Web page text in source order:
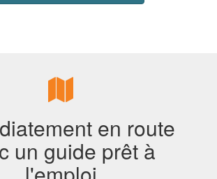
en route
un guide prêt à